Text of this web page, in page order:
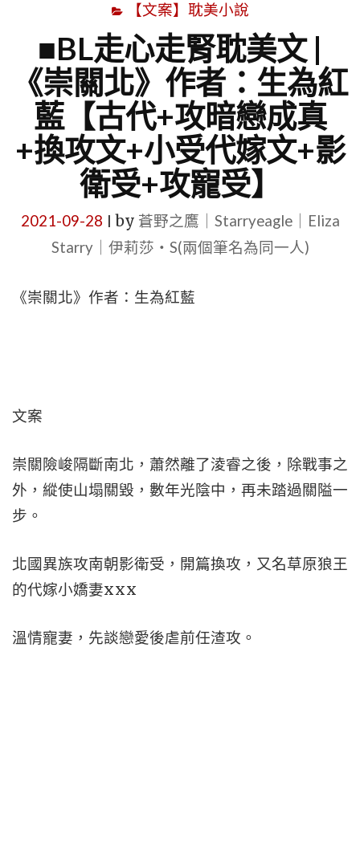
【文案】耽美小說
■BL走心走腎耽美文 |
《崇關北》作者：生為紅
藍【古代+攻暗戀成真
+換攻文+小受代嫁文+影
衛受+攻寵受】
2021-09-28 by 蒼野之鷹｜Starryeagle｜Eliza
Starry｜伊莉莎・S(兩個筆名為同一人)
《崇關北》作者：生為紅藍
文案
崇關險峻隔斷南北，蕭然離了淩睿之後，除戰事之
外，縱使山塌關毀，數年光陰中，再未踏過關隘一
步。
北國異族攻南朝影衛受，開篇換攻，又名草原狼王
的代嫁小嬌妻xxx
溫情寵妻，先談戀愛後虐前任渣攻。